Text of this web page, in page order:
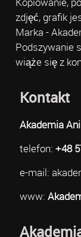
zdjęć, grafik
Marka -
Podszywanie
wiąże się z
Kontakt
Akademia
telefon: +48
e-mail:
www: